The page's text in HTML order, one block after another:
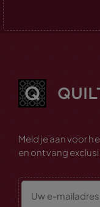
Meld je aan voor
en ontvang